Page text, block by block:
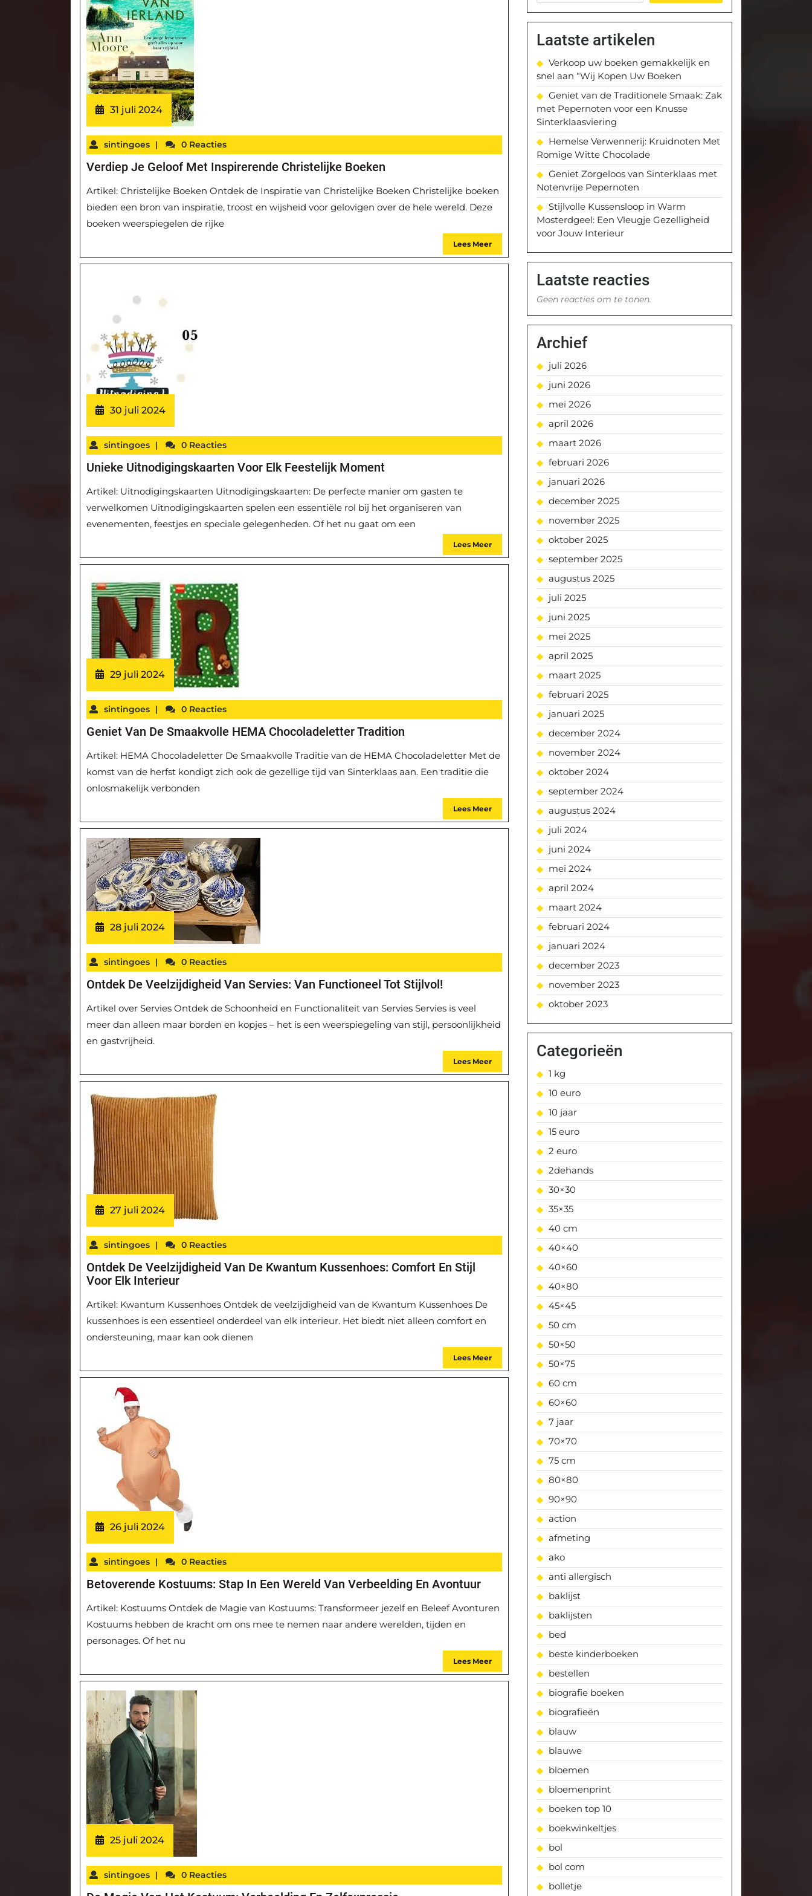
31 juli 2024
sintingoes | 0 Reacties
Verdiep Je Geloof Met Inspirerende Christelijke Boeken
Artikel: Christelijke Boeken Ontdek de Inspiratie van Christelijke Boeken Christelijke boeken
bieden een bron van inspiratie, troost en wijsheid voor gelovigen over de hele wereld. Deze
boeken weerspiegelen de rijke
Lees Meer
30 juli 2024
sintingoes | 0 Reacties
Unieke Uitnodigingskaarten Voor Elk Feestelijk Moment
Artikel: Uitnodigingskaarten Uitnodigingskaarten: De perfecte manier om gasten te
verwelkomen Uitnodigingskaarten spelen een essentiële rol bij het organiseren van
evenementen, feestjes en speciale gelegenheden. Of het nu gaat om een
Lees Meer
29 juli 2024
sintingoes | 0 Reacties
Geniet Van De Smaakvolle HEMA Chocoladeletter Tradition
Artikel: HEMA Chocoladeletter De Smaakvolle Traditie van de HEMA Chocoladeletter Met de
komst van de herfst kondigt zich ook de gezellige tijd van Sinterklaas aan. Een traditie die
onlosmakelijk verbonden
Lees Meer
28 juli 2024
sintingoes | 0 Reacties
Ontdek De Veelzijdigheid Van Servies: Van Functioneel Tot Stijlvol!
Artikel over Servies Ontdek de Schoonheid en Functionaliteit van Servies Servies is veel
meer dan alleen maar borden en kopjes – het is een weerspiegeling van stijl, persoonlijkheid
en gastvrijheid.
Lees Meer
27 juli 2024
sintingoes | 0 Reacties
Ontdek De Veelzijdigheid Van De Kwantum Kussenhoes: Comfort En Stijl
Voor Elk Interieur
Artikel: Kwantum Kussenhoes Ontdek de veelzijdigheid van de Kwantum Kussenhoes De
kussenhoes is een essentieel onderdeel van elk interieur. Het biedt niet alleen comfort en
ondersteuning, maar kan ook dienen
Lees Meer
26 juli 2024
sintingoes | 0 Reacties
Betoverende Kostuums: Stap In Een Wereld Van Verbeelding En Avontuur
Artikel: Kostuums Ontdek de Magie van Kostuums: Transformeer jezelf en Beleef Avonturen
Kostuums hebben de kracht om ons mee te nemen naar andere werelden, tijden en
personages. Of het nu
Lees Meer
25 juli 2024
sintingoes | 0 Reacties
Laatste artikelen
Verkoop uw boeken gemakkelijk en
snel aan “Wij Kopen Uw Boeken
Geniet van de Traditionele Smaak: Zak
met Pepernoten voor een Knusse
Sinterklaasviering
Hemelse Verwennerij: Kruidnoten Met
Romige Witte Chocolade
Geniet Zorgeloos van Sinterklaas met
Notenvrije Pepernoten
Stijlvolle Kussensloop in Warm
Mosterdgeel: Een Vleugje Gezelligheid
voor Jouw Interieur
Laatste reacties
Geen reacties om te tonen.
Archief
juli 2026
juni 2026
mei 2026
april 2026
maart 2026
februari 2026
januari 2026
december 2025
november 2025
oktober 2025
september 2025
augustus 2025
juli 2025
juni 2025
mei 2025
april 2025
maart 2025
februari 2025
januari 2025
december 2024
november 2024
oktober 2024
september 2024
augustus 2024
juli 2024
juni 2024
mei 2024
april 2024
maart 2024
februari 2024
januari 2024
december 2023
november 2023
oktober 2023
Categorieën
1 kg
10 euro
10 jaar
15 euro
2 euro
2dehands
30×30
35×35
40 cm
40×40
40×60
40×80
45×45
50 cm
50×50
50×75
60 cm
60×60
7 jaar
70×70
75 cm
80×80
90×90
action
afmeting
ako
anti allergisch
baklijst
baklijsten
bed
beste kinderboeken
bestellen
biografie boeken
biografieën
blauw
blauwe
bloemen
bloemenprint
boeken top 10
boekwinkeltjes
bol
bol com
bolletje